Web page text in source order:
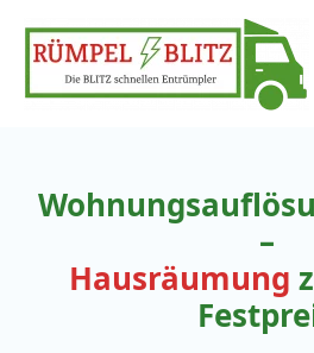
Inhalt
springen
–
Hausräumung